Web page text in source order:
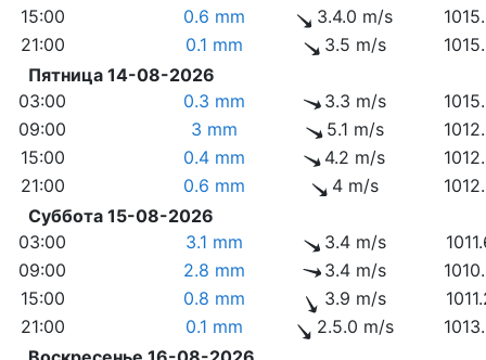
15:00
0.6 mm 3.4.0 m/s
21:00
0.1 mm 3.5 m/s
Пятница 14-08-2026
03:00
0.3 mm 3.3 m/s
09:00
3 mm 5.1 m/s
15:00
0.4 mm 4.2 m/s
21:00
0.6 mm 4 m/s
Суббота 15-08-2026
03:00
3.1 mm 3.4 m/s
09:00
2.8 mm 3.4 m/s
15:00
0.8 mm 3.9 m/s
21:00
0.1 mm 2.5.0 m/s